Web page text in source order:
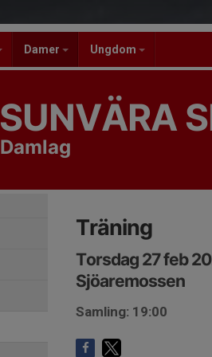
Damer Ungdom
SUNVÄRA
Damlag
Träning
Torsdag 27 feb
Sjöaremossen
Samling: 19:00